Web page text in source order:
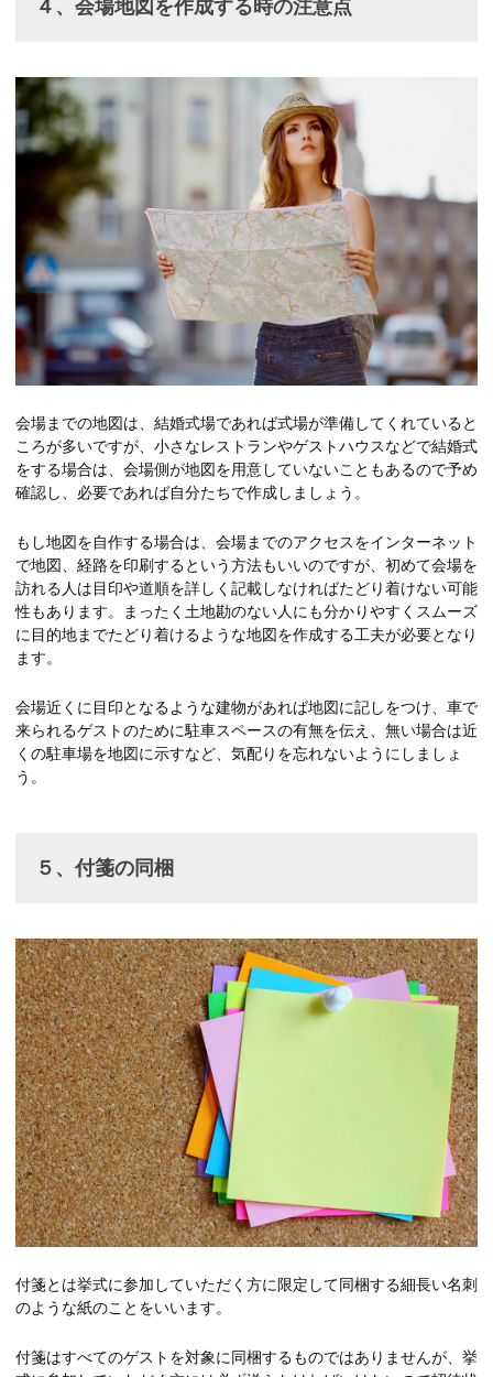
４、会場地図を作成する時の注意点
会場までの地図は、結婚式場であれば式場が準備してくれていると
ころが多いですが、小さなレストランやゲストハウスなどで結婚式
をする場合は、会場側が地図を用意していないこともあるので予め
確認し、必要であれば自分たちで作成しましょう。
もし地図を自作する場合は、会場までのアクセスをインターネット
で地図、経路を印刷するという方法もいいのですが、初めて会場を
訪れる人は目印や道順を詳しく記載しなければたどり着けない可能
性もあります。まったく土地勘のない人にも分かりやすくスムーズ
に目的地までたどり着けるような地図を作成する工夫が必要となり
ます。
会場近くに目印となるような建物があれば地図に記しをつけ、車で
来られるゲストのために駐車スペースの有無を伝え、無い場合は近
くの駐車場を地図に示すなど、気配りを忘れないようにしましょ
う。
５、付箋の同梱
付箋とは挙式に参加していただく方に限定して同梱する細長い名刺
のような紙のことをいいます。
付箋はすべてのゲストを対象に同梱するものではありませんが、挙